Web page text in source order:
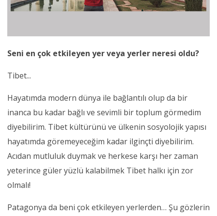
Seni en çok etkileyen yer veya yerler neresi oldu?
Tibet...
Hayatımda modern dünya ile bağlantılı olup da bir
inanca bu kadar bağlı ve sevimli bir toplum görmedim
diyebilirim. Tibet kültürünü ve ülkenin sosyolojik yapısı
hayatımda göremeyeceğim kadar ilginçti diyebilirim.
Acıdan mutluluk duymak ve herkese karşı her zaman
yeterince güler yüzlü kalabilmek Tibet halkı için zor
olmalı!
Patagonya da beni çok etkileyen yerlerden… Şu gözlerin